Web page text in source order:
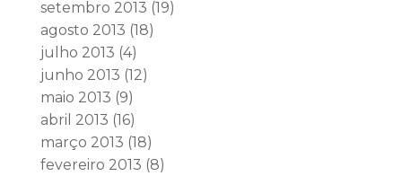
setembro 2013 (19)
agosto 2013 (18)
julho 2013 (4)
junho 2013 (12)
maio 2013 (9)
abril 2013 (16)
março 2013 (18)
fevereiro 2013 (8)